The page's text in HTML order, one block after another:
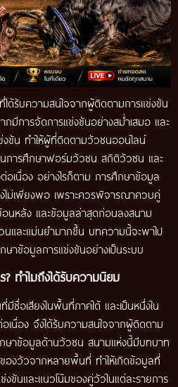
ด้รับความสนใจจากผู้ติดตามการแข่งขัน
กมีการจัดการแข่งขันอย่างสม่ำเสมอ และ
ขัน ทำให้ผู้ที่ติดตามวัวชนออนไลน์
นการศึกษาฟอร์มวัวชน สถิติวัวชน และ
อเนื่อง อย่างไรก็ตาม การศึกษาข้อมูล
ไม่เพียงพอ เพราะควรพิจารณาควบคู่
หลัง และข้อมูลล่าสุดก่อนลงสนาม
นและแม่นยำมากขึ้น บทความนี้จะพาไป
ข้อมูลการแข่งขันอย่างเป็นระบบ
ทำไมถึงได้รับความนิยม
ชื่อเสียงในพื้นที่ภาคใต้ และเป็นหนึ่งใน
เนื่อง จึงได้รับความสนใจจากผู้ติดตาม
ษาข้อมูลด้านวัวชน สนามแห่งนี้มีบทบาท
องวัวจากหลายพื้นที่ ทำให้เกิดข้อมูลที่
ขันและแนวโน้มของคู่วัวในแต่ละรายการ